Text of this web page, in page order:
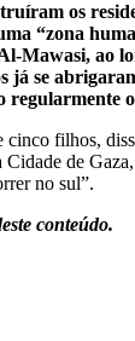
os
“zona
Mawasi, ao
já se
regularmente
filhos,
de
no sul”.
conteúdo.